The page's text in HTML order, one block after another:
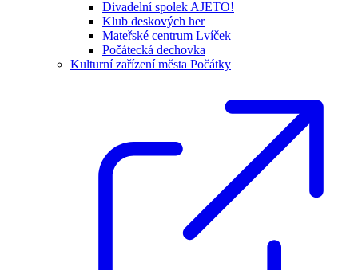
Divadelní spolek AJETO!
Klub deskových her
Mateřské centrum Lvíček
Počátecká dechovka
Kulturní zařízení města Počátky